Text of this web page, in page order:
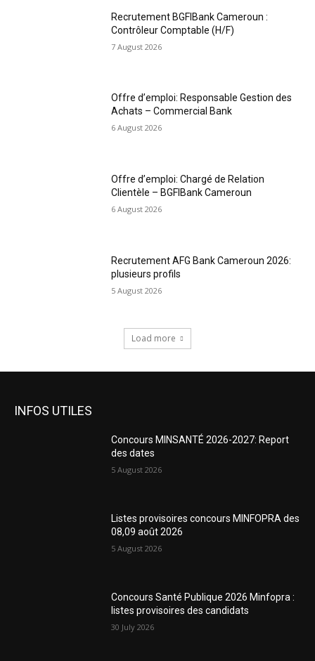
Recrutement BGFIBank Cameroun :
Contrôleur Comptable (H/F)
7 August 2026
Offre d’emploi: Responsable Gestion des
Achats – Commercial Bank
6 August 2026
Offre d’emploi: Chargé de Relation
Clientèle – BGFIBank Cameroun
6 August 2026
Recrutement AFG Bank Cameroun 2026:
plusieurs profils
5 August 2026
Load more
INFOS UTILES
Concours MINSANTÉ 2026-2027: Report
des dates
5 August 2026
Listes provisoires concours MINFOPRA des
08,09 août 2026
5 August 2026
Concours Santé Publique 2026 Minfopra :
listes provisoires des candidats
30 July 2026